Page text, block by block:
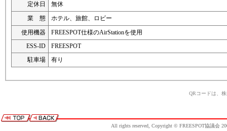
定休日
無休
業 態
ホテル、旅館、ロビー
使用機器
FREESPOT仕様のAirStationを使用
ESS-ID
FREESPOT
駐車場
有り
QRコードは、
All rights reserved, Copyright © FREESPOT協議会